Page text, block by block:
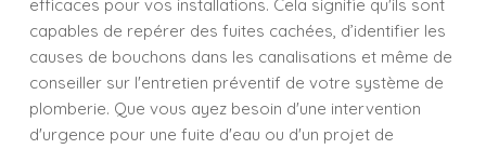
efficaces pour vos installations. Cela signifie qu'ils sont
capables de repérer des fuites cachées, d’identifier les
causes de bouchons dans les canalisations et même de
conseiller sur l'entretien préventif de votre système de
plomberie. Que vous ayez besoin d'une intervention
d'urgence pour une fuite d'eau ou d'un projet de